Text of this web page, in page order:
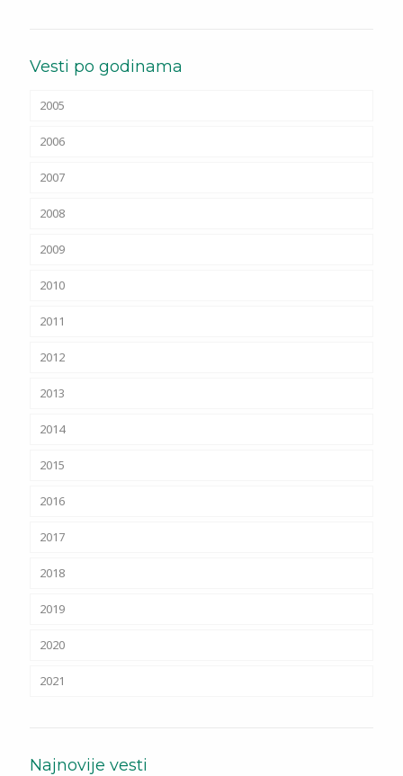
Vesti po godinama
2005
2006
2007
2008
2009
2010
2011
2012
2013
2014
2015
2016
2017
2018
2019
2020
2021
Najnovije vesti